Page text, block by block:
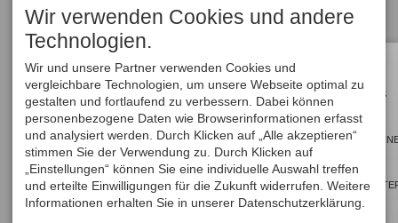
ALLE
HOTELS
a
date.
Press
the
question
mark
key
to
get
the
a
the
question
mark
key
to
get
the
Wir verwenden Cookies und andere
Technologien.
Wir und unsere Partner verwenden Cookies und
vergleichbare Technologien, um unsere Webseite optimal zu
gestalten und fortlaufend zu verbessern. Dabei können
personenbezogene Daten wie Browserinformationen erfasst
und analysiert werden. Durch Klicken auf „Alle akzeptieren“
stimmen Sie der Verwendung zu. Durch Klicken auf
„Einstellungen“ können Sie eine individuelle Auswahl treffen
und erteilte Einwilligungen für die Zukunft widerrufen. Weitere
Informationen erhalten Sie in unserer Datenschutzerklärung.